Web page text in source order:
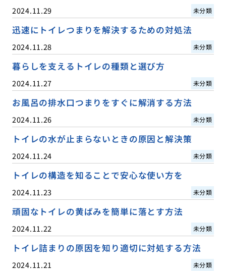
2024.11.29 未分類
迅速にトイレつまりを解決するための対処法
2024.11.28 未分類
暮らしを支えるトイレの種類と選び方
2024.11.27 未分類
お風呂の排水口つまりをすぐに解消する方法
2024.11.26 未分類
トイレの水が止まらないときの原因と解決策
2024.11.24 未分類
トイレの構造を知ることで安心な使い方を
2024.11.23 未分類
頑固なトイレの黄ばみを簡単に落とす方法
2024.11.22 未分類
トイレ詰まりの原因を知り適切に対処する方法
2024.11.21 未分類